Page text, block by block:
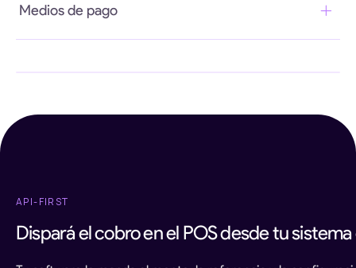
con conciliación automática.
Medios de pago
producción
ONLINE PRESENCIAL
POST/pos/operation
API-FIRST
Dispará el cobro en el POS desde tu